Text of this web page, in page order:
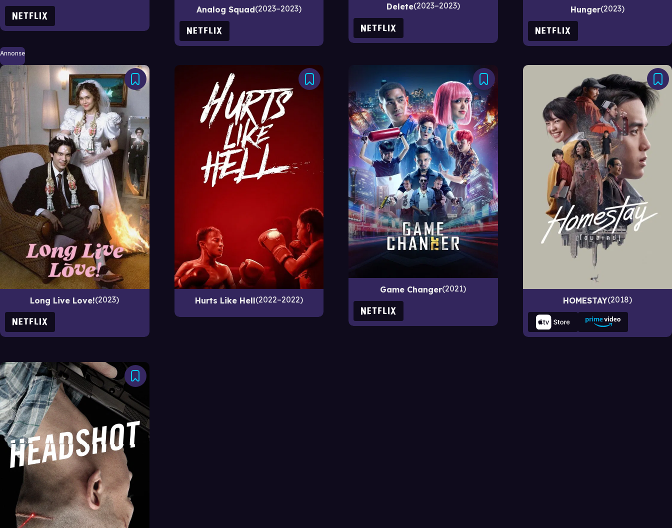
Analog Squad 2023–2023 Delete 2023–2023 Hunger 2023
Annonse
Long Live Love! 2023 Hurts Like Hell 2022–2022
Game Changer 2021
HOMESTAY 2018